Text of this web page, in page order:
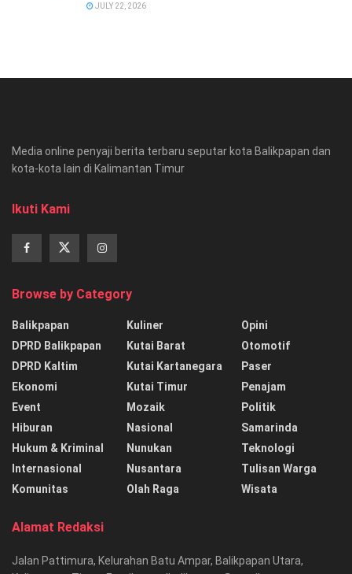
JULY 22, 2026
Media online penyaji berita terbaru seputar kota Balikpapan dan
kota-kota lain di Kalimantan Timur
Ikuti Kami
Browse by Category
Balikpapan
DPRD Balikpapan
DPRD Kaltim
Ekonomi
Event
Hiburan
Hukum & Kriminal
Internasional
Komunitas
Kuliner
Kutai Barat
Kutai Kartanegara
Kutai Timur
Mozaik
Nasional
Nunukan
Nusantara
Olah Raga
Opini
Otomotif
Paser
Penajam
Politik
Samarinda
Teknologi
Tulisan Warga
Wisata
Alamat Redaksi
Jalan Pattimura, Kelurahan Batu Ampar, Balikpapan Utara,